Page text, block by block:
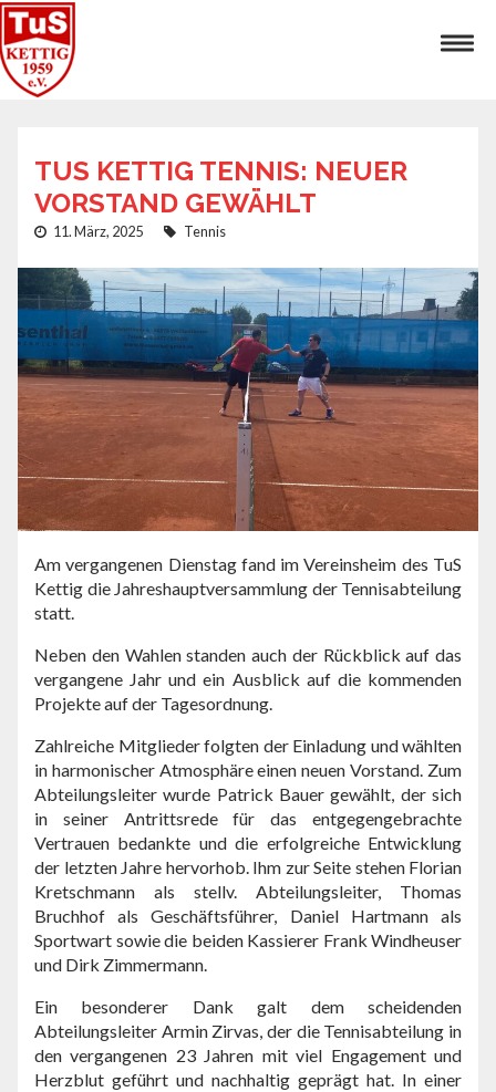
TUS KETTIG TENNIS: NEUER
VORSTAND GEWÄHLT
11. März, 2025 Tennis
Am vergangenen Dienstag fand im Vereinsheim des TuS
Kettig die Jahreshauptversammlung der Tennisabteilung
statt.
Neben den Wahlen standen auch der Rückblick auf das
vergangene Jahr und ein Ausblick auf die kommenden
Projekte auf der Tagesordnung.
Zahlreiche Mitglieder folgten der Einladung und wählten
in harmonischer Atmosphäre einen neuen Vorstand. Zum
Abteilungsleiter wurde Patrick Bauer gewählt, der sich
in seiner Antrittsrede für das entgegengebrachte
Vertrauen bedankte und die erfolgreiche Entwicklung
der letzten Jahre hervorhob. Ihm zur Seite stehen Florian
Kretschmann als stellv. Abteilungsleiter, Thomas
Bruchhof als Geschäftsführer, Daniel Hartmann als
Sportwart sowie die beiden Kassierer Frank Windheuser
und Dirk Zimmermann.
Ein besonderer Dank galt dem scheidenden
Abteilungsleiter Armin Zirvas, der die Tennisabteilung in
den vergangenen 23 Jahren mit viel Engagement und
Herzblut geführt und nachhaltig geprägt hat. In einer